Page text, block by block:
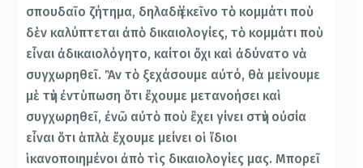
σπουδαῖο ζήτημα, δηλαδὴ ἐκεῖνο τὸ κομμάτι ποὺ
δὲν καλύπτεται ἀπὸ δικαιολογίες, τὸ κομμάτι ποὺ
εἶναι ἀδικαιολόγητο, καίτοι ὄχι καὶ ἀδύνατο νὰ
συγχωρηθεῖ. Ἂν τὸ ξεχάσουμε αὐτό, θὰ μείνουμε
μὲ τὴν ἐντὺπωση ὅτι ἔχουμε μετανοήσει καὶ
συγχωρηθεῖ, ἐνῶ αὐτὸ ποὺ ἒχει γίνει στὴν οὐσία
εἶναι ὅτι ἁπλὰ ἔχουμε μείνει οἱ ἴδιοι
ἱκανοποιημένοι ἀπὸ τὶς δικαιολογίες μας. Μπορεῖ